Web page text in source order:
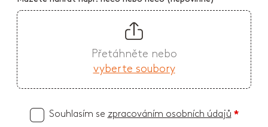
Přetáhněte nebo
vyberte soubory
Souhlasím se zpracováním osobních údajů *